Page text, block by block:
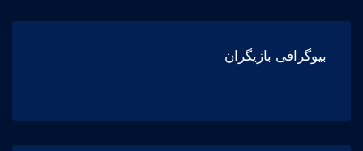
بیوگرافی بازیگران